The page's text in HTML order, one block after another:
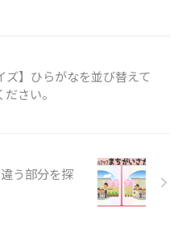
ズ】ひらがなを並び替えて
さい。
う部分を探